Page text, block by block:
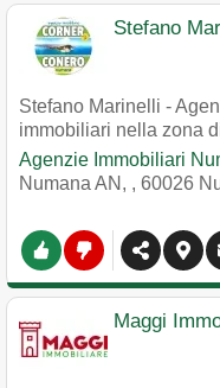
Stefano
Stefano Marinelli -
immobiliari nella zona
Agenzie Immobiliari
Numana AN, , 60026
Maggi